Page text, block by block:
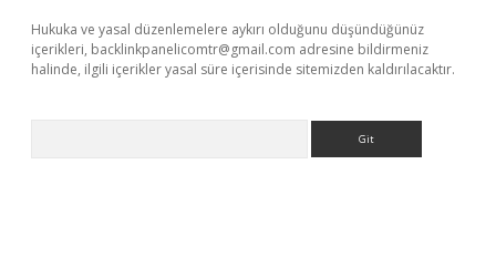
Hukuka ve yasal düzenlemelere aykırı olduğunu düşündüğünüz
içerikleri, backlinkpanelicomtr@gmail.com adresine bildirmeniz
halinde, ilgili içerikler yasal süre içerisinde sitemizden kaldırılacaktır.